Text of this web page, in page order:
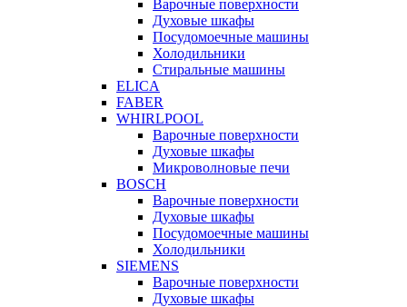
Варочные поверхности
Духовые шкафы
Посудомоечные машины
Холодильники
Стиральные машины
ELICA
FABER
WHIRLPOOL
Варочные поверхности
Духовые шкафы
Микроволновые печи
BOSCH
Варочные поверхности
Духовые шкафы
Посудомоечные машины
Холодильники
SIEMENS
Варочные поверхности
Духовые шкафы